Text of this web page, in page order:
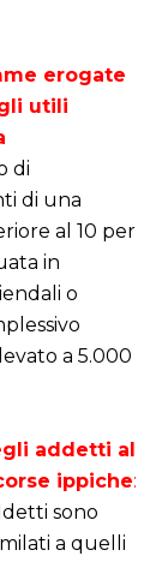
erogate
utili
di
di una
al 10 per
in
o
a 5.000
addetti al
ippiche:
sono
a quelli